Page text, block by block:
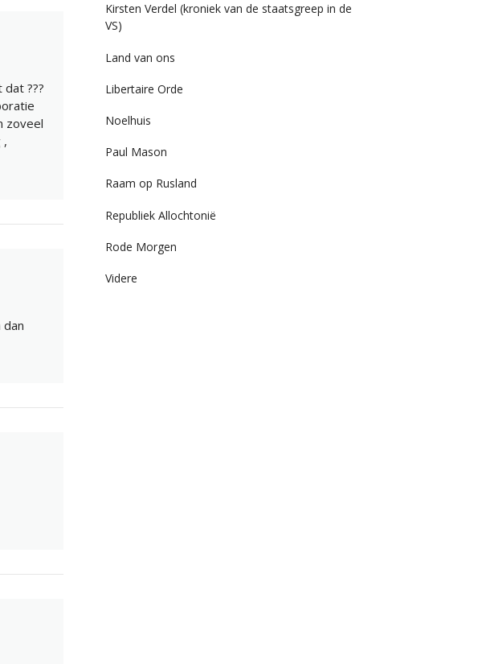
???
zoveel
,
dan
Kirsten Verdel (kroniek van de staatsgreep in de
VS)
Land van ons
Libertaire Orde
Noelhuis
Paul Mason
Raam op Rusland
Republiek Allochtonië
Rode Morgen
Videre